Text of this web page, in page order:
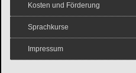
Kosten und Förderung
Sprachkurse
Impressum